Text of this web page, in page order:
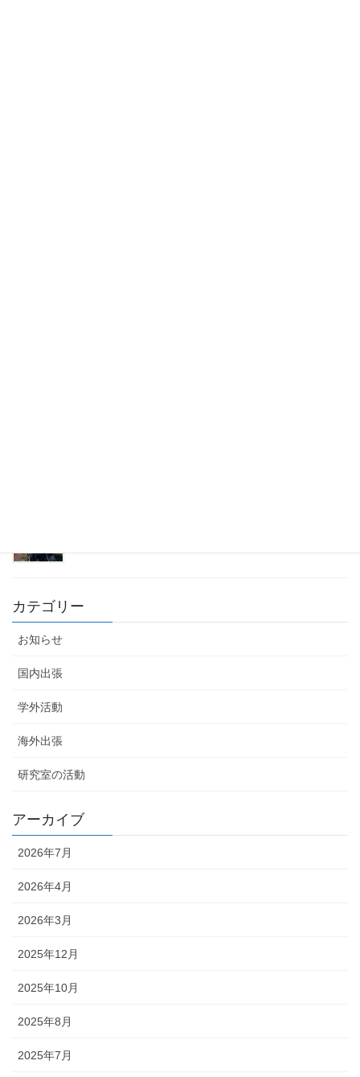
カテゴリー
お知らせ
国内出張
学外活動
海外出張
研究室の活動
アーカイブ
2026年7月
2026年4月
2026年3月
2025年12月
2025年10月
2025年8月
2025年7月